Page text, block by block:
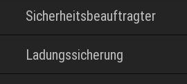
Sicherheitsbeauftragter
Ladungssicherung